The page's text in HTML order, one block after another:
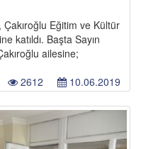
Çakıroğlu Eğitim ve Kültür
katıldı. Başta Sayın
ailesine;
10.06.2019
2612